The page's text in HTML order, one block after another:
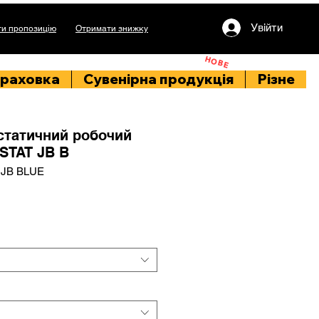
пропозицію Отримати знижку Увійти
НОВЕ
Сувенірна продукція Різне
робочий
JB B
BLUE